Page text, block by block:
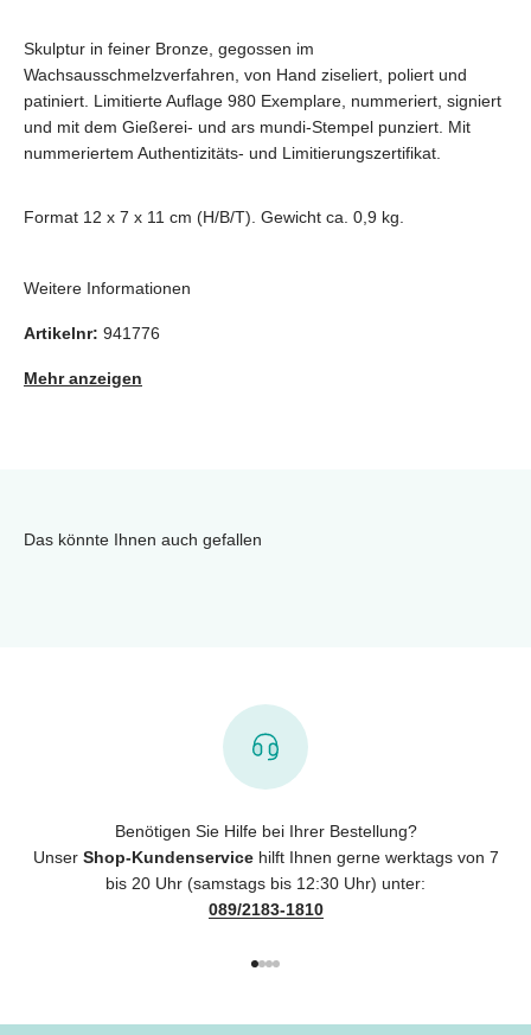
Skulptur in feiner Bronze, gegossen im
Wachsausschmelzverfahren, von Hand ziseliert, poliert und
patiniert. Limitierte Auflage 980 Exemplare, nummeriert, signiert
und mit dem Gießerei- und ars mundi-Stempel punziert. Mit
nummeriertem Authentizitäts- und Limitierungszertifikat.
Format 12 x 7 x 11 cm (H/B/T). Gewicht ca. 0,9 kg.
Weitere Informationen
Artikelnr: 941776
Mehr anzeigen
Das könnte Ihnen auch gefallen
Benötigen Sie Hilfe bei Ihrer Bestellung?
Unser Shop-Kundenservicehilft Ihnen gerne werktags von 7
bis 20 Uhr (samstags bis 12:30 Uhr) unter:
089/2183-1810